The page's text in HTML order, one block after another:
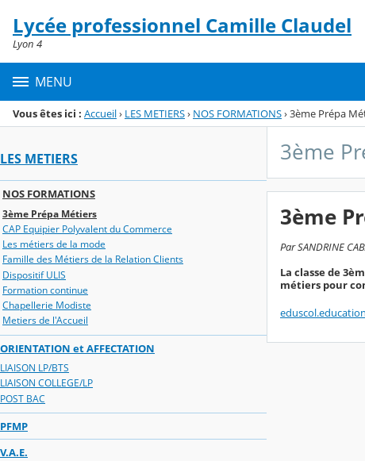
Menu de la rubrique
Contenu
Lycée professionnel Camille Claudel
Lyon 4
MENU
Vous êtes ici : Accueil› LES METIERS› NOS FORMATIONS›3ème Prépa
LES METIERS
NOS FORMATIONS
3ème Prépa Métiers
CAP Equipier Polyvalent du Commerce
Les métiers de la mode
Famille des Métiers de la Relation Clients
Dispositif ULIS
Formation continue
Chapellerie Modiste
Metiers de l'Accueil
ORIENTATION et AFFECTATION
LIAISON LP/BTS
LIAISON COLLEGE/LP
POST BAC
PFMP
V.A.E.
3ème
3ème
Par SANDRINE
La classe de
métiers pour